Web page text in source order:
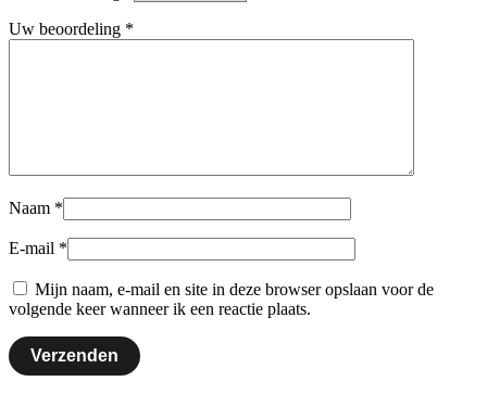
Uw beoordeling *
Naam *
E-mail *
Mijn naam, e-mail en site in deze browser opslaan voor de
volgende keer wanneer ik een reactie plaats.